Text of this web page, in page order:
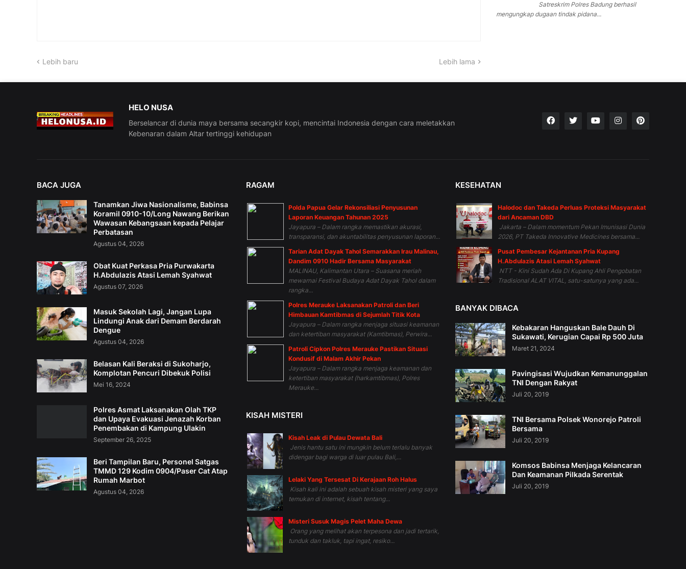
Lebih baru Lebih lama
Satreskrim Polres Badung berhasil
mengungkap dugaan tindak pidana...
HELO NUSA
Berselancar di dunia maya bersama secangkir kopi, mencintai Indonesia dengan cara meletakkan
Kebenaran dalam Altar tertinggi kehidupan
BACA JUGA
Tanamkan Jiwa Nasionalisme, Babinsa
Koramil 0910-10/Long Nawang Berikan
Wawasan Kebangsaan kepada Pelajar
Perbatasan
Agustus 04, 2026
Obat Kuat Perkasa Pria Purwakarta
H.Abdulazis Atasi Lemah Syahwat
Agustus 07, 2026
Masuk Sekolah Lagi, Jangan Lupa
Lindungi Anak dari Demam Berdarah
Dengue
Agustus 04, 2026
Belasan Kali Beraksi di Sukoharjo,
Komplotan Pencuri Dibekuk Polisi
Mei 16, 2024
Polres Asmat Laksanakan Olah TKP
dan Upaya Evakuasi Jenazah Korban
Penembakan di Kampung Ulakin
September 26, 2025
Beri Tampilan Baru, Personel Satgas
TMMD 129 Kodim 0904/Paser Cat Atap
Rumah Marbot
Agustus 04, 2026
RAGAM
Polda Papua Gelar Rekonsiliasi Penyusunan
Laporan Keuangan Tahunan 2025
Jayapura – Dalam rangka memastikan akurasi,
transparansi, dan akuntabilitas penyusunan laporan...
Tarian Adat Dayak Tahol Semarakkan Irau Malinau,
Dandim 0910 Hadir Bersama Masyarakat
MALINAU, Kalimantan Utara – Suasana meriah
mewarnai Festival Budaya Adat Dayak Tahol dalam
rangka...
Polres Merauke Laksanakan Patroli dan Beri
Himbauan Kamtibmas di Sejumlah Titik Kota
Jayapura – Dalam rangka menjaga situasi keamanan
dan ketertiban masyarakat (Kamtibmas), Perwira...
Patroli Cipkon Polres Merauke Pastikan Situasi
Kondusif di Malam Akhir Pekan
Jayapura – Dalam rangka menjaga keamanan dan
ketertiban masyarakat (harkamtibmas), Polres
Merauke...
KISAH MISTERI
Kisah Leak di Pulau Dewata Bali
Jenis hantu satu ini mungkin belum terlalu banyak
didengar bagi warga di luar pulau Bali,...
Lelaki Yang Tersesat Di Kerajaan Roh Halus
Kisah kali ini adalah sebuah kisah misteri yang saya
temukan di internet, kisah tentang...
Misteri Susuk Magis Pelet Maha Dewa
Orang yang melihat akan terpesona dan jadi tertarik,
tunduk dan takluk, tapi ingat, resiko...
KESEHATAN
Halodoc dan Takeda Perluas Proteksi Masyarakat
dari Ancaman DBD
Jakarta – Dalam momentum Pekan Imunisasi Dunia
2026, PT Takeda Innovative Medicines bersama...
Pusat Pembesar Kejantanan Pria Kupang
H.Abdulazis Atasi Lemah Syahwat
NTT - Kini Sudah Ada Di Kupang Ahli Pengobatan
Tradisional ALAT VITAL, satu-satunya yang ada...
BANYAK DIBACA
Kebakaran Hanguskan Bale Dauh Di
Sukawati, Kerugian Capai Rp 500 Juta
Maret 21, 2024
Pavingisasi Wujudkan Kemanunggalan
TNI Dengan Rakyat
Juli 20, 2019
TNI Bersama Polsek Wonorejo Patroli
Bersama
Juli 20, 2019
Komsos Babinsa Menjaga Kelancaran
Dan Keamanan Pilkada Serentak
Juli 20, 2019